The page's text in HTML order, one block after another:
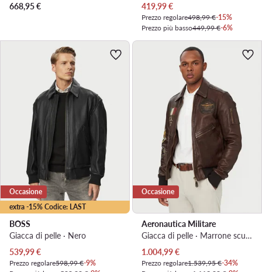
668,95€
Prezzo attuale
419,99€
Prezzo regolare498,99 €-15%
Prezzo più basso449,99 €-6%
extra -15% Codice: LAST
Occasione
BOSS
Giacca di pelle · Nero
Prezzo attuale
539,99€
Prezzo regolare598,99 €-9%
Occasione
Aeronautica Militare
Giacca di pelle · Marrone scuro
Prezzo attuale
1.004,99€
Prezzo regolare1.539,95 €-34%